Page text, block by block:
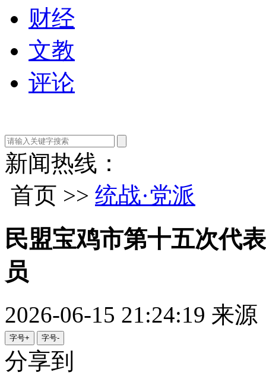
财经
文教
评论
新闻热线：
首页 >> 统战·党派
民盟宝鸡市第十五次代
员
2026-06-15 21:24:19 来源
字号+ 字号-
分享到